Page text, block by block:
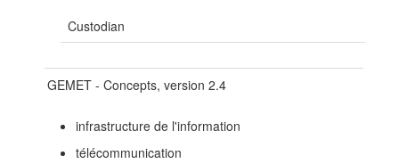
Custodian
GEMET - Concepts, version 2.4
infrastructure de l'information
télécommunication